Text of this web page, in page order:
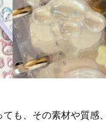
も、その素材や質感